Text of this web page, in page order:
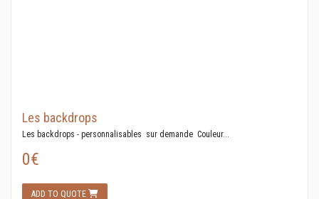
Les backdrops
Les backdrops - personnalisables sur demande Couleur...
0€
ADD TO QUOTE